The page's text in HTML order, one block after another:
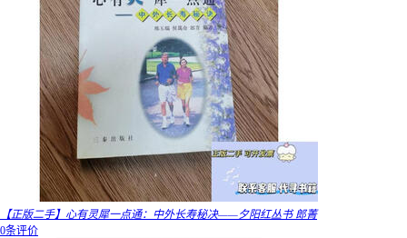
【正版二手】心有灵犀一点通：中外长寿秘决——夕阳红丛书 郎菁
0条评价